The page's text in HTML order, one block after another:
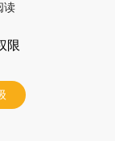
读
限